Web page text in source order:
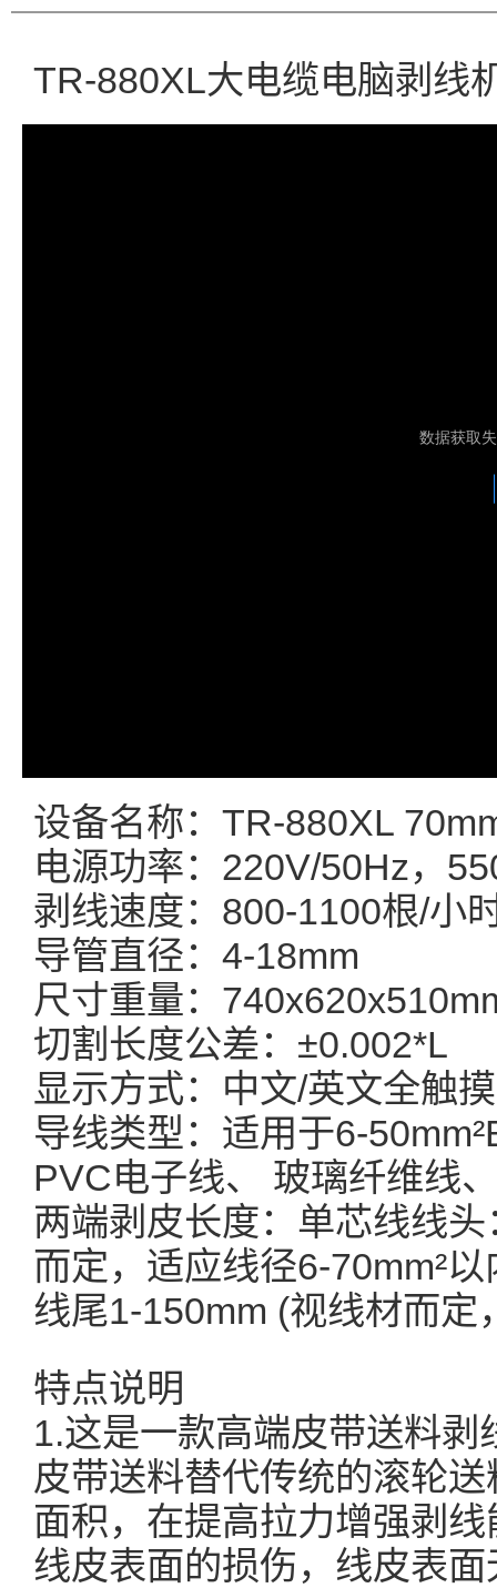
TR-880XL大电缆电脑剥线
设备名称：TR-880XL
电源功率：220V/50Hz，
剥线速度：800-1100根/小
导管直径：4-18mm
尺寸重量：
切割长度公差：±0.002*L
显示方式：中文/英文全触
导线类型：适用于6-
PVC电子线、 玻璃纤维线
两端剥皮长度：单芯线线
而定，适应线径6-70mm²
线尾1-150mm (视线材而
特点说明
1.这是一款高端皮带送料
皮带送料替代传统的滚轮
面积，在提高拉力增强剥
线皮表面的损伤，线皮表